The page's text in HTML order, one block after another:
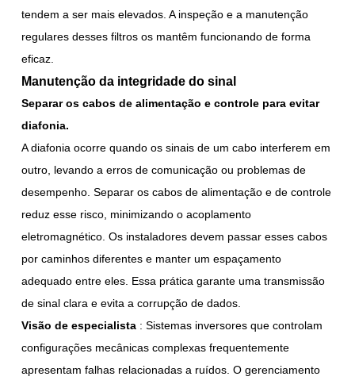
tendem a ser mais elevados. A inspeção e a manutenção
regulares desses filtros os mantêm funcionando de forma
eficaz.
Manutenção da integridade do sinal
Separar os cabos de alimentação e controle para evitar
diafonia.
A diafonia ocorre quando os sinais de um cabo interferem em
outro, levando a erros de comunicação ou problemas de
desempenho. Separar os cabos de alimentação e de controle
reduz esse risco, minimizando o acoplamento
eletromagnético. Os instaladores devem passar esses cabos
por caminhos diferentes e manter um espaçamento
adequado entre eles. Essa prática garante uma transmissão
de sinal clara e evita a corrupção de dados.
Visão de especialista : Sistemas inversores que controlam
configurações mecânicas complexas frequentemente
apresentam falhas relacionadas a ruídos. O gerenciamento